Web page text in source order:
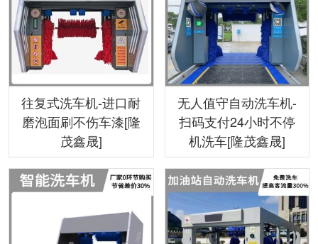
往复式洗车机-进口耐
磨泡面刷不伤车漆[隆
茂鑫晟]
无人值守自动洗车机-
扫码支付24小时不停
机洗车[隆茂鑫晟]